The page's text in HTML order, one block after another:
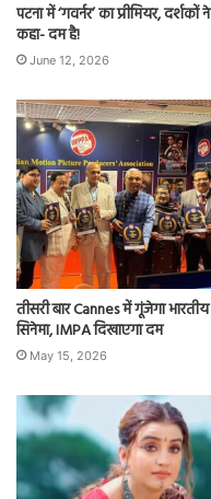
पटना में ‘गवर्नर’ का प्रीमियर, दर्शकों ने
कहा- दम है!
June 12, 2026
तीसरी बार Cannes में गूंजेगा भारतीय
सिनेमा, IMPA दिखाएगा दम
May 15, 2026